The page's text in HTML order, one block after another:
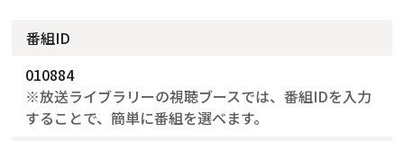
番組ID
010884
※放送ライブラリーの視聴ブースでは、番組IDを入力
することで、簡単に番組を選べます。